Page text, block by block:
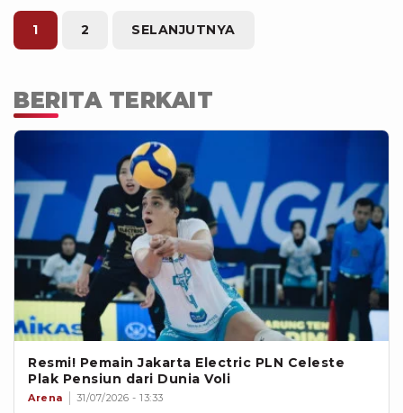
1 2 SELANJUTNYA
BERITA TERKAIT
Resmi! Pemain Jakarta Electric PLN Celeste
Plak Pensiun dari Dunia Voli
Arena 31/07/2026 - 13:33